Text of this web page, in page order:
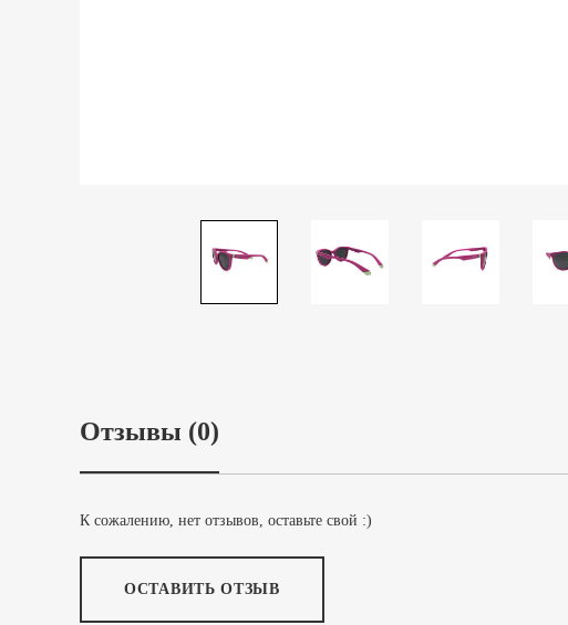
Отзывы (0)
К сожалению, нет отзывов, оставьте свой :)
ОСТАВИТЬ ОТЗЫВ